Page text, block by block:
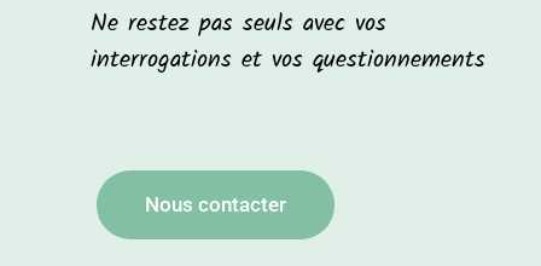
Ne restez pas seuls avec vos
interrogations et vos questionnements
Nous contacter